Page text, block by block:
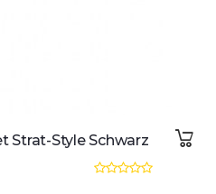
Strat-Style Schwarz